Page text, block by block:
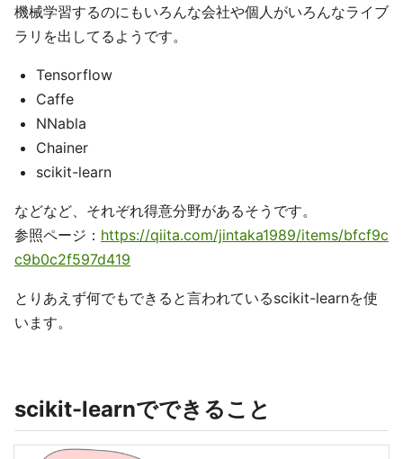
機械学習するのにもいろんな会社や個人がいろんなライブ
ラリを出してるようです。
Tensorflow
Caffe
NNabla
Chainer
scikit-learn
などなど、それぞれ得意分野があるそうです。
参照ページ： https://qiita.com/jintaka1989/items/bfcf9c
c9b0c2f597d419
とりあえず何でもできると言われているscikit-learnを使
います。
scikit-learnでできること